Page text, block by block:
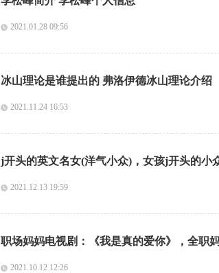
2021.01.28 09:56
冰山理论是谁提出的 弗洛伊德冰山理论介绍
2021.11.24 16:53
j开头的英文名女(洋气小众)，女孩j开头的小
2021.12.13 19:59
职场妈妈电视剧：《我是真的爱你》，全职
2021.10.12 12:26